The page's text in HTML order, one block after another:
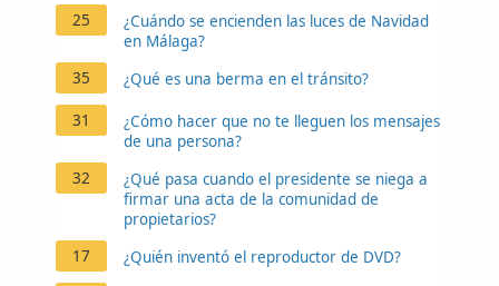
25
¿Cuándo se encienden las luces de Navidad
en Málaga?
35
¿Qué es una berma en el tránsito?
31
¿Cómo hacer que no te lleguen los mensajes
de una persona?
32
¿Qué pasa cuando el presidente se niega a
firmar una acta de la comunidad de
propietarios?
17
¿Quién inventó el reproductor de DVD?